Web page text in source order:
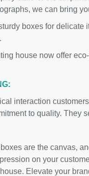
we can bring
boxes for
house now offer
interaction
to quality. They
are the canvas,
on your
Elevate your